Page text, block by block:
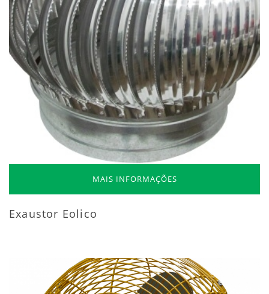
MAIS INFORMAÇÕES
Exaustor Eolico